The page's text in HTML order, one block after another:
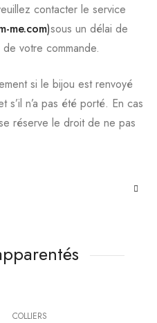
contacter le service
me.com)sous un délai de
votre commande.
si le bijou est renvoyé
s’il n’a pas été porté. En cas
réserve le droit de ne pas
COLLIERS